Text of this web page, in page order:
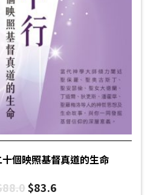
個映照基督真道的生命
88.0$83.6